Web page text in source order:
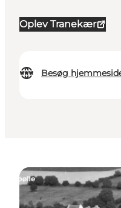
Oplev Tranekær
Besøg